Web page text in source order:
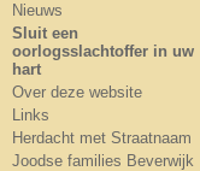
Nieuws
Sluit een
oorlogsslachtoffer in uw
hart
Over deze website
Links
Herdacht met Straatnaam
Joodse families Beverwijk